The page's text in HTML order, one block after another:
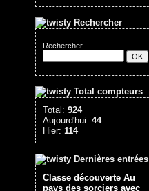
Rechercher
Rechercher
Total compteurs
Total: 924
Aujourd'hui: 44
Hier: 114
Dernières entrées
Classe découverte Au
pays des sorciers avec